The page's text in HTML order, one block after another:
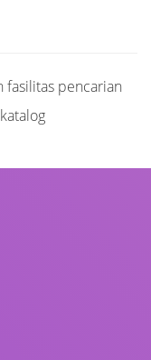
fasilitas pencarian